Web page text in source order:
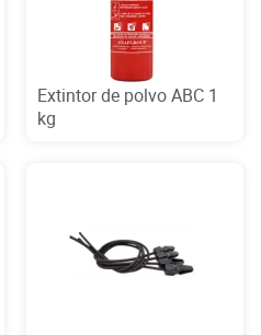
Extintor de polvo ABC 1
kg